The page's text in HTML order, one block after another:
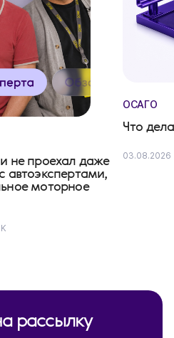
не проехал даже
автоэкспертами,
моторное
ОСАГО
Что
03.08.2026
рассылку